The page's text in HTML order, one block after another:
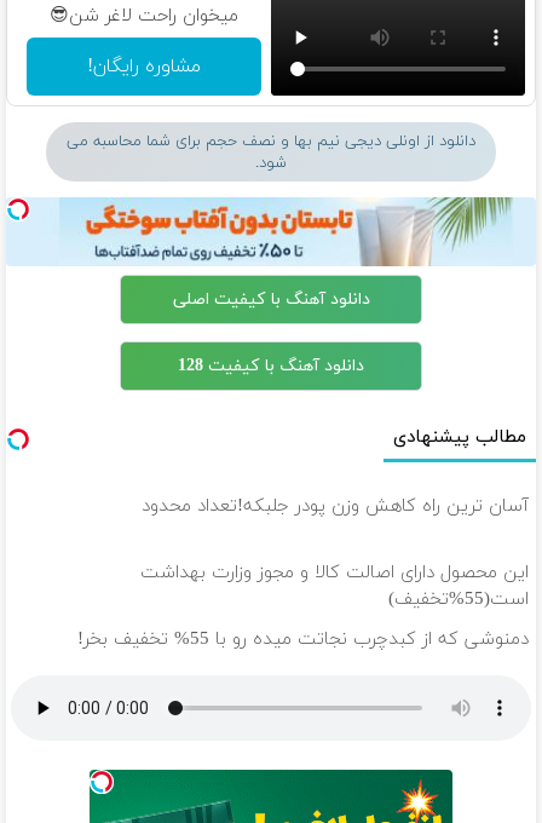
میخوان راحت لاغر شن😎
مشاوره رایگان!
دانلود از اونلی دیجی نیم بها و نصف حجم برای شما محاسبه می
شود.
دانلود آهنگ با کیفیت اصلی
دانلود آهنگ با کیفیت 128
مطالب پیشنهادی
آسان ترین راه کاهش وزن پودر جلبکه!تعداد محدود
این محصول دارای اصالت کالا و مجوز وزارت بهداشت
است(55%تخفیف)
دمنوشی که از کبدچرب نجاتت میده رو با 55% تخفیف بخر!